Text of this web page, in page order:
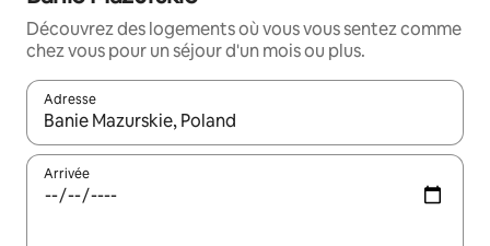
Découvrez des logements où vous vous sentez comme
chez vous pour un séjour d'un mois ou plus.
Adresse
Lorsque les résultats s'affichent, utilisez les flèches vers le
Arrivée